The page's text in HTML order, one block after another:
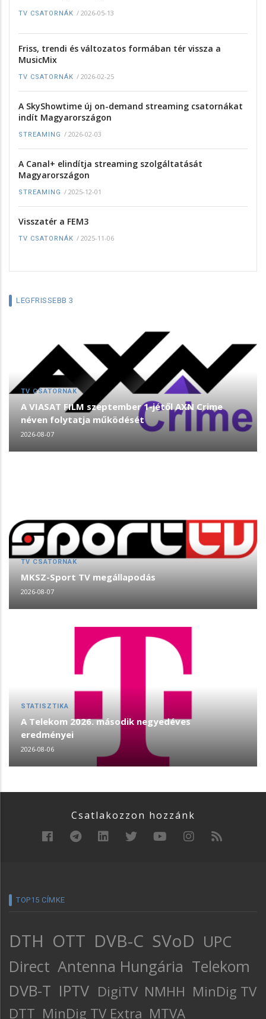
TV CSATORNÁK / 2026-05-13
Friss, trendi és változatos formában tér vissza a
MusicMix
TV CSATORNÁK / 2026-02-25
A SkyShowtime új on-demand streaming csatornákat
indít Magyarországon
STREAMING / 2026-02-03
A Canal+ elindítja streaming szolgáltatását
Magyarországon
STREAMING / 2025-12-01
Visszatér a FEM3
TV CSATORNÁK / 2025-11-06
LEGFRISSEBB 3
TV CSATORNÁK
A VIASAT FILM szeptember 1-jétől AXN Crime
néven folytatja működését
2026-08-07
TV CSATORNÁK
MKSZ-Sport TV megállapodás
2026-08-07
STATISZTIKA
A Telekom 2026. második negyedéves
eredményei
2026-08-06
Csatlakozzon hozzánk
TOP15 CÍMKE
DTH OTT DVB-C SVoD UPC
Direct Antenna Hungária Telekom
DVB-T IPTV DigiTV NMHH MinDig TV
DTT MinDig TV Extra MTVA